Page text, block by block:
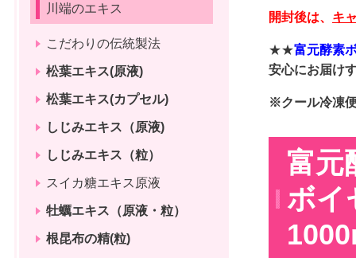
開封後は、 キ
★★富元酵素
安心にお届け
※クール冷凍
富元
ボイ
川端のエキス
こだわりの伝統製法
松葉エキス(原液)
松葉エキス(カプセル)
しじみエキス（原液)
しじみエキス（粒）
スイカ糖エキス原液
牡蠣エキス（原液・粒）
根昆布の精(粒)